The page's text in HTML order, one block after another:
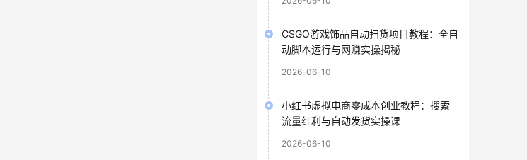
CSGO游戏饰品自动扫货项目教程：全自
动脚本运行与网赚实操揭秘
2026-06-10
小红书虚拟电商零成本创业教程：搜索
流量红利与自动发货实操课
2026-06-10